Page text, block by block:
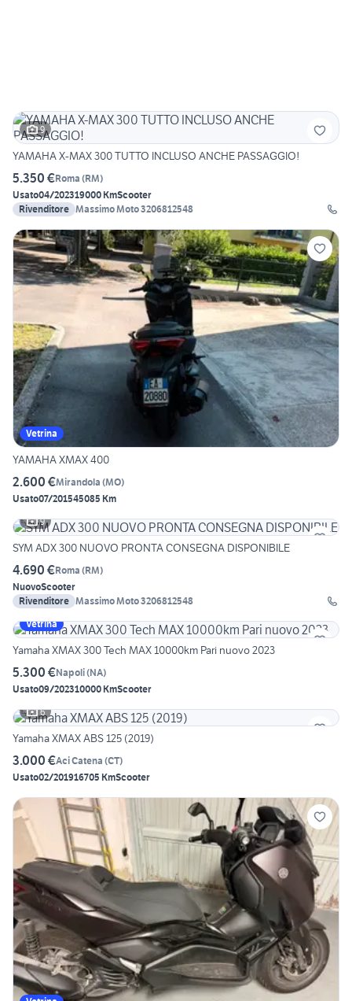
9
YAMAHA X-MAX 300 TUTTO INCLUSO ANCHE PASSAGGIO!
5.350 €Roma (RM)
Usato04/202319000 KmScooter
Rivenditore Massimo Moto 3206812548
Vetrina
YAMAHA XMAX 400
2.600 €Mirandola (MO)
Usato07/201545085 Km
9
SYM ADX 300 NUOVO PRONTA CONSEGNA DISPONIBILE
4.690 €Roma (RM)
NuovoScooter
Rivenditore Massimo Moto 3206812548
Vetrina
Yamaha XMAX 300 Tech MAX 10000km Pari nuovo 2023
5.300 €Napoli(NA)
Usato09/202310000 KmScooter
6
Yamaha XMAX ABS 125 (2019)
3.000 €Aci Catena (CT)
Usato02/201916705 KmScooter